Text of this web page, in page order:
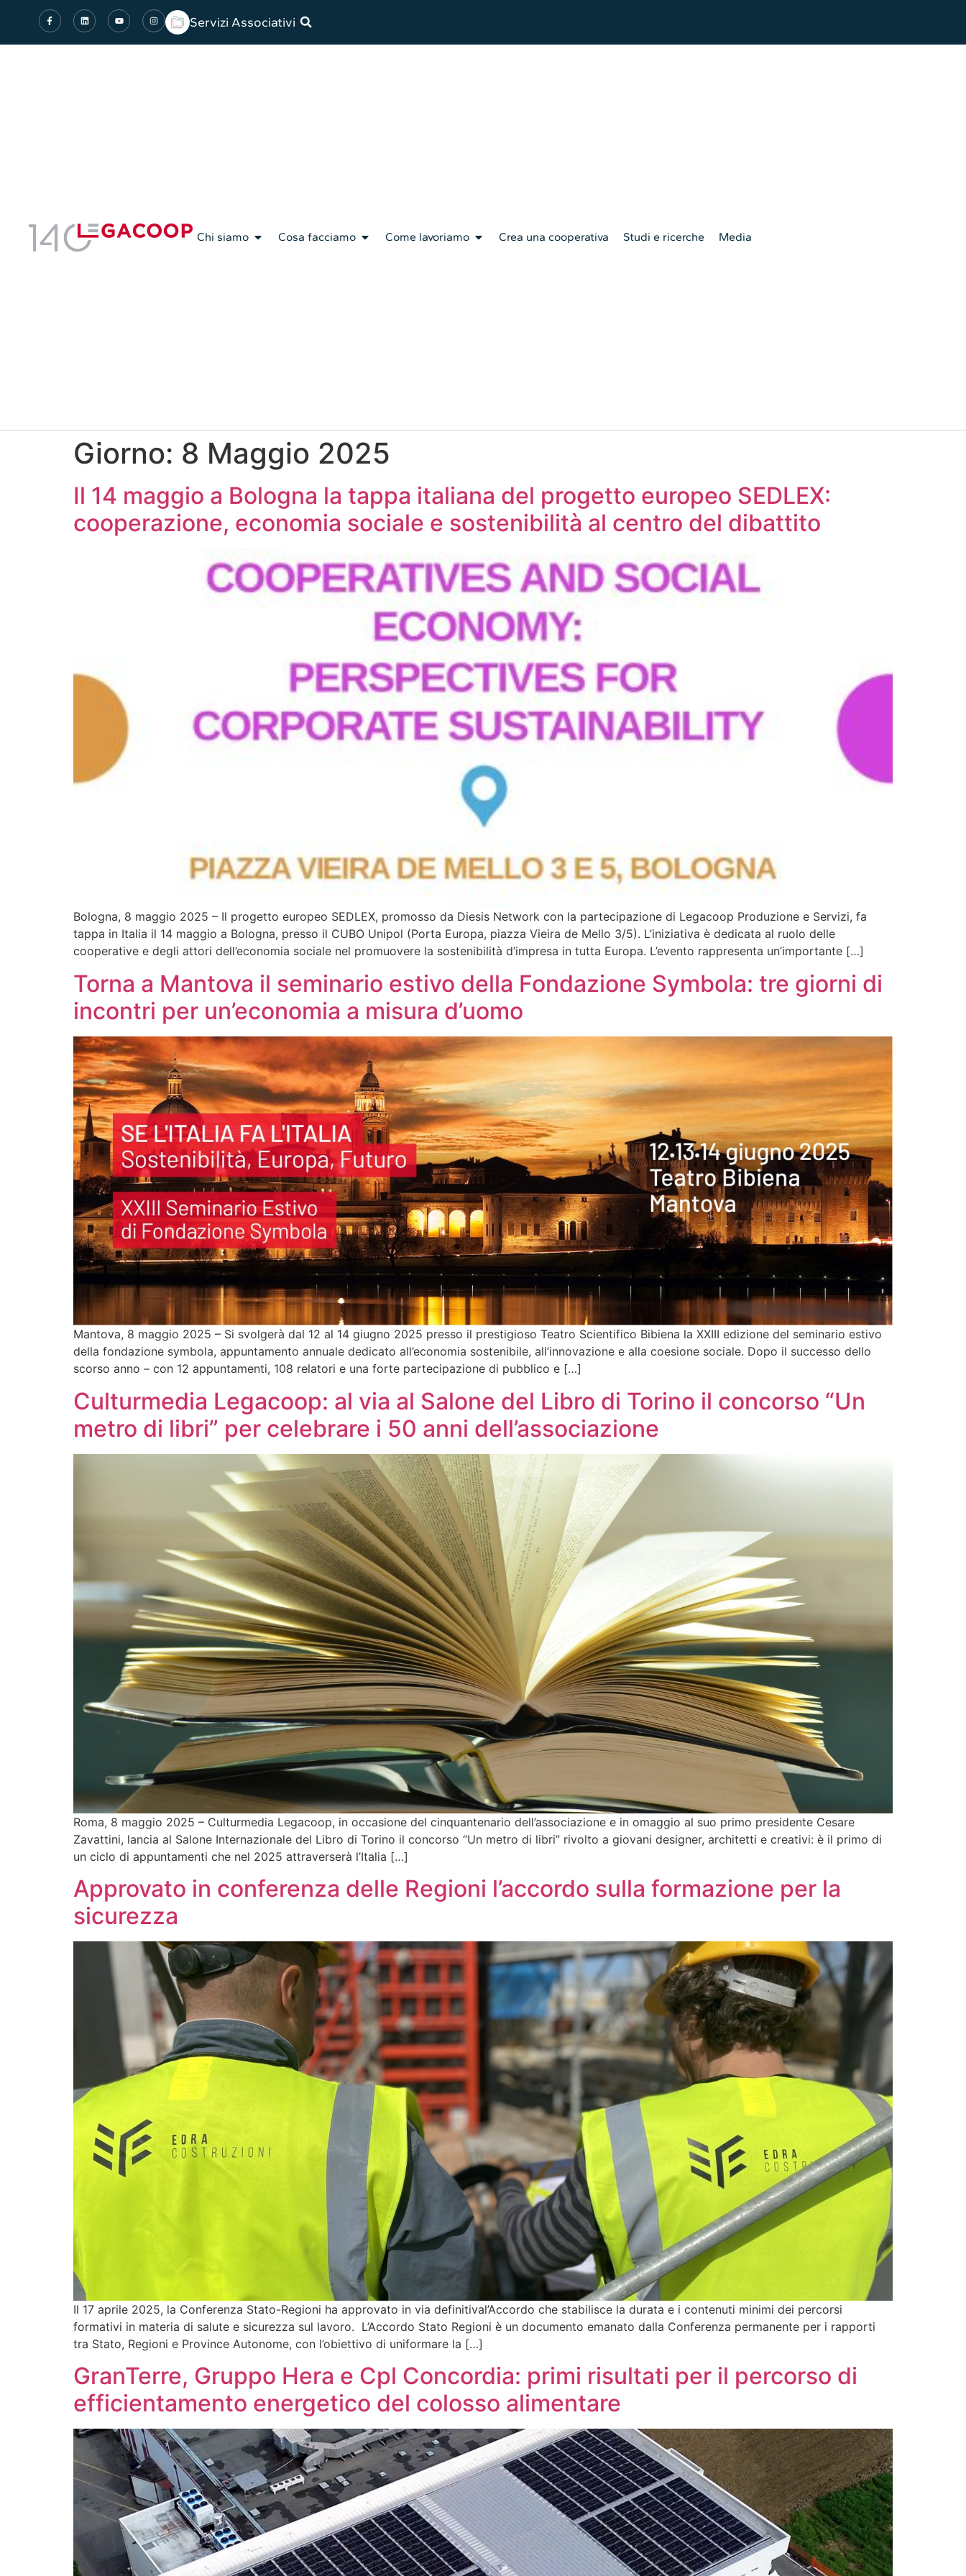
Servizi Associativi
Chi siamo Cosa facciamo Come lavoriamo Crea una cooperativa Studi e ricerche Media
Giorno: 8 Maggio 2025
Il 14 maggio a Bologna la tappa italiana del progetto europeo SEDLEX:
cooperazione, economia sociale e sostenibilità al centro del dibattito
Bologna, 8 maggio 2025 – Il progetto europeo SEDLEX, promosso da Diesis Network con la partecipazione di Legacoop Produzione e Servizi, fa
tappa in Italia il 14 maggio a Bologna, presso il CUBO Unipol (Porta Europa, piazza Vieira de Mello 3/5). L’iniziativa è dedicata al ruolo delle
cooperative e degli attori dell’economia sociale nel promuovere la sostenibilità d’impresa in tutta Europa. L’evento rappresenta un’importante […]
Torna a Mantova il seminario estivo della Fondazione Symbola: tre giorni di
incontri per un’economia a misura d’uomo
Mantova, 8 maggio 2025 – Si svolgerà dal 12 al 14 giugno 2025 presso il prestigioso Teatro Scientifico Bibiena la XXIII edizione del seminario estivo
della fondazione symbola, appuntamento annuale dedicato all’economia sostenibile, all’innovazione e alla coesione sociale. Dopo il successo dello
scorso anno – con 12 appuntamenti, 108 relatori e una forte partecipazione di pubblico e […]
Culturmedia Legacoop: al via al Salone del Libro di Torino il concorso “Un
metro di libri” per celebrare i 50 anni dell’associazione
Roma, 8 maggio 2025 – Culturmedia Legacoop, in occasione del cinquantenario dell’associazione e in omaggio al suo primo presidente Cesare
Zavattini, lancia al Salone Internazionale del Libro di Torino il concorso “Un metro di libri” rivolto a giovani designer, architetti e creativi: è il primo di
un ciclo di appuntamenti che nel 2025 attraverserà l’Italia […]
Approvato in conferenza delle Regioni l’accordo sulla formazione per la
sicurezza
Il 17 aprile 2025, la Conferenza Stato-Regioni ha approvato in via definitival’Accordo che stabilisce la durata e i contenuti minimi dei percorsi
formativi in materia di salute e sicurezza sul lavoro. L’Accordo Stato Regioni è un documento emanato dalla Conferenza permanente per i rapporti
tra Stato, Regioni e Province Autonome, con l’obiettivo di uniformare la […]
GranTerre, Gruppo Hera e Cpl Concordia: primi risultati per il percorso di
efficientamento energetico del colosso alimentare